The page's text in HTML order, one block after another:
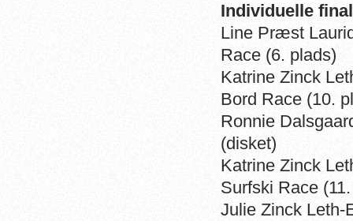
Individuelle
Line Præst
Race (6. plads)
Katrine Zinck
Bord Race (10.
Ronnie
(disket)
Katrine Zinck
Surfski Race
Julie Zinck Leth-